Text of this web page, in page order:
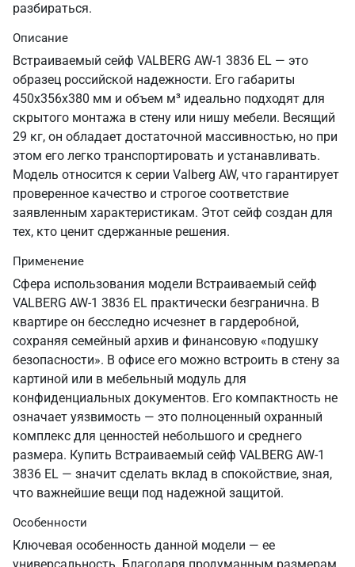
разбираться.
Описание
Встраиваемый сейф VALBERG AW-1 3836 EL — это
образец российской надежности. Его габариты
450х356х380 мм и объем м³ идеально подходят для
скрытого монтажа в стену или нишу мебели. Весящий
29 кг, он обладает достаточной массивностью, но при
этом его легко транспортировать и устанавливать.
Модель относится к серии Valberg AW, что гарантирует
проверенное качество и строгое соответствие
заявленным характеристикам. Этот сейф создан для
тех, кто ценит сдержанные решения.
Применение
Сфера использования модели Встраиваемый сейф
VALBERG AW-1 3836 EL практически безгранична. В
квартире он бесследно исчезнет в гардеробной,
сохраняя семейный архив и финансовую «подушку
безопасности». В офисе его можно встроить в стену за
картиной или в мебельный модуль для
конфиденциальных документов. Его компактность не
означает уязвимость — это полноценный охранный
комплекс для ценностей небольшого и среднего
размера. Купить Встраиваемый сейф VALBERG AW-1
3836 EL — значит сделать вклад в спокойствие, зная,
что важнейшие вещи под надежной защитой.
Особенности
Ключевая особенность данной модели — ее